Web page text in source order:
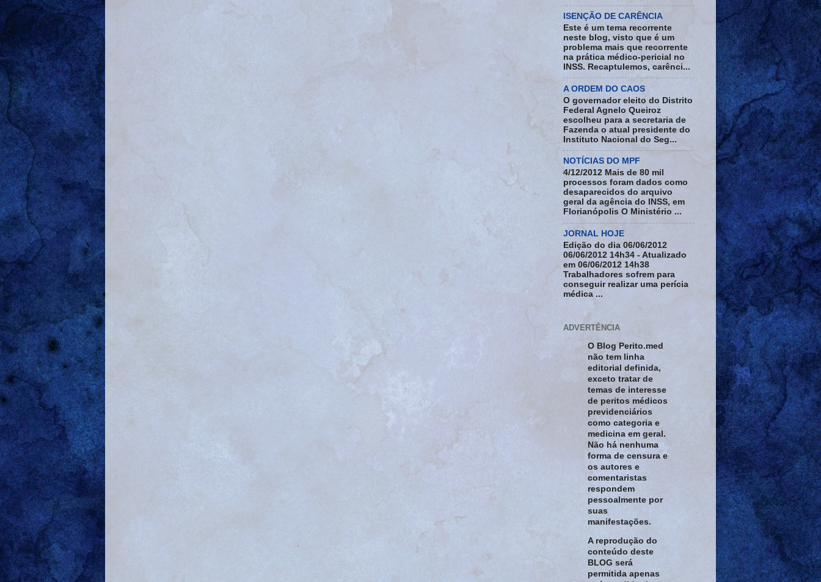
ISENÇÃO DE CARÊNCIA
Este é um tema recorrente
neste blog, visto que é um
problema mais que recorrente
na prática médico-pericial no
INSS. Recaptulemos, carênci...
A ORDEM DO CAOS
O governador eleito do Distrito
Federal Agnelo Queiroz
escolheu para a secretaria de
Fazenda o atual presidente do
Instituto Nacional do Seg...
NOTÍCIAS DO MPF
4/12/2012 Mais de 80 mil
processos foram dados como
desaparecidos do arquivo
geral da agência do INSS, em
Florianópolis O Ministério ...
JORNAL HOJE
Edição do dia 06/06/2012
06/06/2012 14h34 - Atualizado
em 06/06/2012 14h38
Trabalhadores sofrem para
conseguir realizar uma perícia
médica ...
ADVERTÊNCIA
O Blog Perito.med
não tem linha
editorial definida,
exceto tratar de
temas de interesse
de peritos médicos
previdenciários
como categoria e
medicina em geral.
Não há nenhuma
forma de censura e
os autores e
comentaristas
respondem
pessoalmente por
suas
manifestações.
A reprodução do
conteúdo deste
BLOG será
permitida apenas